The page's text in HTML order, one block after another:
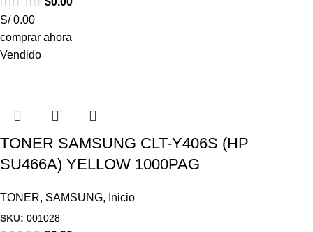
S/ 0.00
comprar ahora
Vendido
TONER SAMSUNG CLT-Y406S (HP
SU466A) YELLOW 1000PAG
TONER, SAMSUNG, Inicio
SKU: 001028